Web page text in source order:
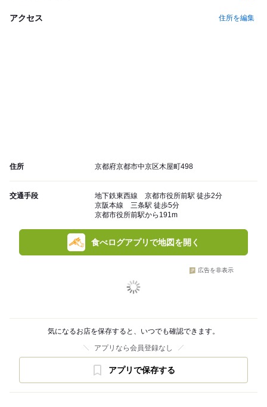
アクセス 住所を編集
住所 京都府京都市中京区木屋町498
交通手段
地下鉄東西線 京都市役所前駅 徒歩2分
京阪本線 三条駅 徒歩5分
京都市役所前駅から191m
食べログアプリで地図を開く
広告を非表示
気になるお店を保存すると、いつでも確認できます。
アプリなら会員登録なし
アプリで保存する